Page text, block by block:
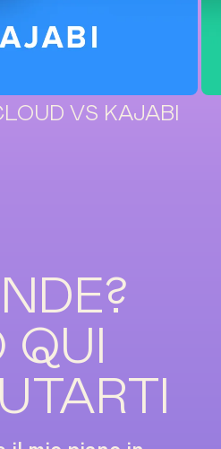
VS KAJABI